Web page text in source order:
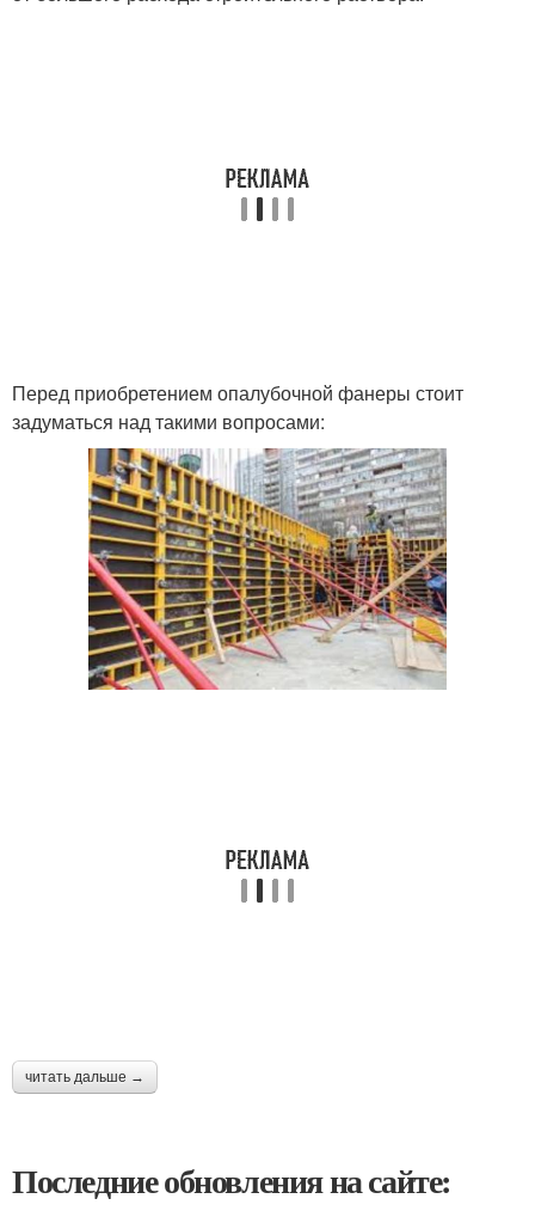
Перед приобретением опалубочной фанеры стоит
задуматься над такими вопросами:
читать дальше →
Последние обновления на сайте: